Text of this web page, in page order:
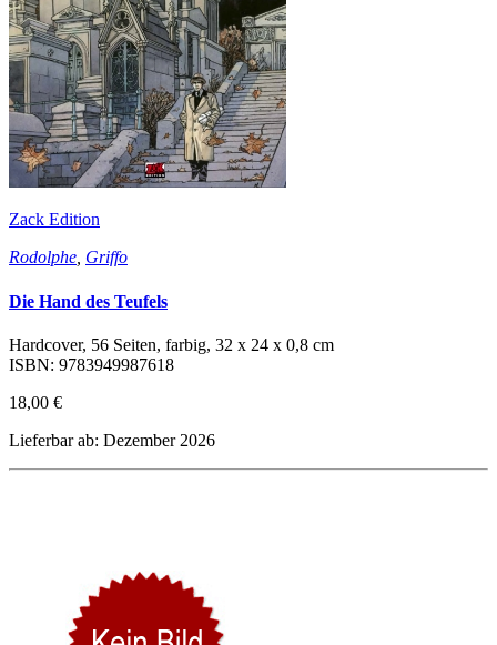
Zack Edition
Rodolphe Griffo
Die Hand des Teufels
Hardcover, 56 Seiten, farbig, 32 x 24 x 0,8 cm
ISBN: 9783949987618
18,00 €
Lieferbar ab: Dezember 2026